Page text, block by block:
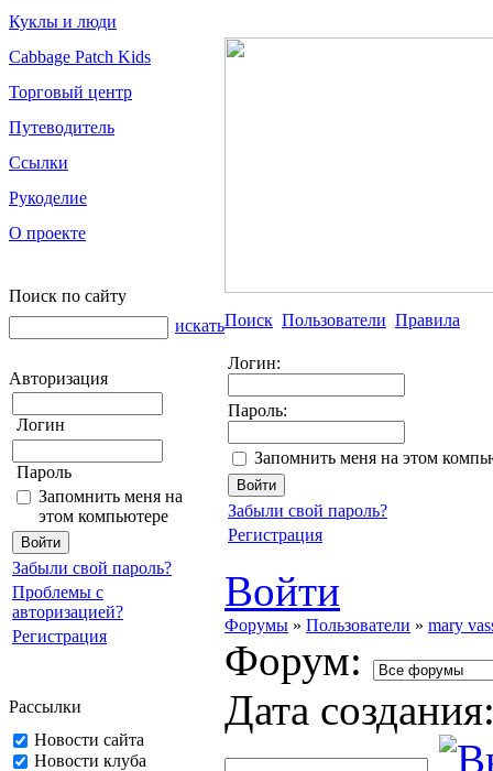
Куклы и люди
Cabbage Patch Kids
Торговый центр
Путеводитель
Ссылки
Рукоделие
О проекте
Поиск по сайту
искать
Авторизация
Логин
Пароль
Запомнить меня на
этом компьютере
Забыли свой пароль?
Проблемы с
авторизацией?
Регистрация
Рассылки
Новости сайта
Новости клуба
Поиск Пользователи Правила
Логин:
Пароль:
Запомнить меня на этом
Забыли свой пароль?
Регистрация
Войти
Форумы » Пользователи » mary
Форум:
Дата